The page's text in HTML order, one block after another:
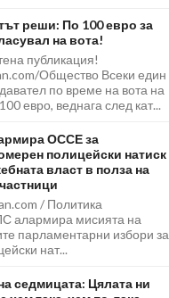
реши: По 100 евро за
на вота!
публикация!
Общество Всеки един
по време на вота на
евро, веднага след кат...
ОССЕ за
полицейски натиск
власт в полза на
/ Политика
алармира мисията на
парламентарни избори за
нат...
седмицата: Цялата ни